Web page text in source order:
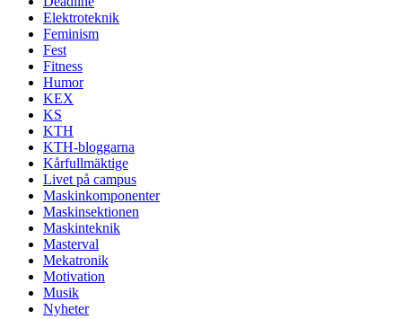
Elektroteknik
Feminism
Fest
Fitness
Humor
KEX
KS
KTH
KTH-bloggarna
Kårfullmäktige
Livet på campus
Maskinkomponenter
Maskinsektionen
Maskinteknik
Masterval
Mekatronik
Motivation
Musik
Nyheter